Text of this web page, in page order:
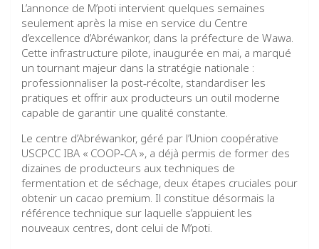
L’annonce de M’poti intervient quelques semaines
seulement après la mise en service du Centre
d’excellence d’Abréwankor, dans la préfecture de Wawa.
Cette infrastructure pilote, inaugurée en mai, a marqué
un tournant majeur dans la stratégie nationale :
professionnaliser la post‑récolte, standardiser les
pratiques et offrir aux producteurs un outil moderne
capable de garantir une qualité constante.
Le centre d’Abréwankor, géré par l’Union coopérative
USCPCC IBA « COOP‑CA », a déjà permis de former des
dizaines de producteurs aux techniques de
fermentation et de séchage, deux étapes cruciales pour
obtenir un cacao premium. Il constitue désormais la
référence technique sur laquelle s’appuient les
nouveaux centres, dont celui de M’poti.